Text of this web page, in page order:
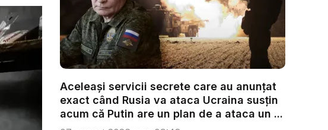
Aceleași servicii secrete care au anunțat
exact când Rusia va ataca Ucraina susțin
acum că Putin are un plan de a ataca un ...